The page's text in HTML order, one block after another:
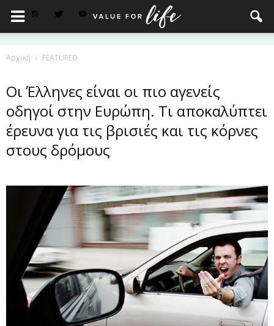
Αρχική FEATURED
Οι Έλληνες είναι οι πιο αγενείς
οδηγοί στην Ευρώπη. Τι αποκαλύπτει
έρευνα για τις βρισιές και τις κόρνες
στους δρόμους